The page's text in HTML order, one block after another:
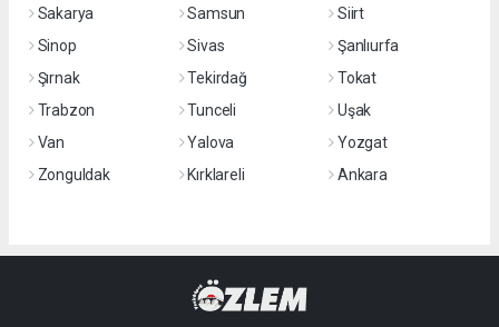
Sakarya
Samsun
Siirt
Sinop
Sivas
Şanlıurfa
Şırnak
Tekirdağ
Tokat
Trabzon
Tunceli
Uşak
Van
Yalova
Yozgat
Zonguldak
Kırklareli Ankara